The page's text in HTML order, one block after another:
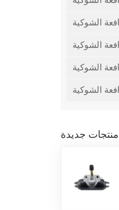
الشوكية
الشوكية
الشوكية
الشوكية
منتجات جديدة